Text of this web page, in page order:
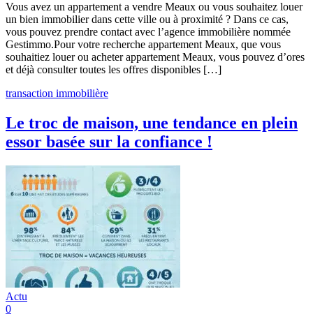
Vous avez un appartement a vendre Meaux ou vous souhaitez louer
un bien immobilier dans cette ville ou à proximité ? Dans ce cas,
vous pouvez prendre contact avec l’agence immobilière nommée
Gestimmo.Pour votre recherche appartement Meaux, que vous
souhaitiez louer ou acheter appartement Meaux, vous pouvez d’ores
et déjà consulter toutes les offres disponibles […]
transaction immobilière
Le troc de maison, une tendance en plein
essor basée sur la confiance !
Actu
0